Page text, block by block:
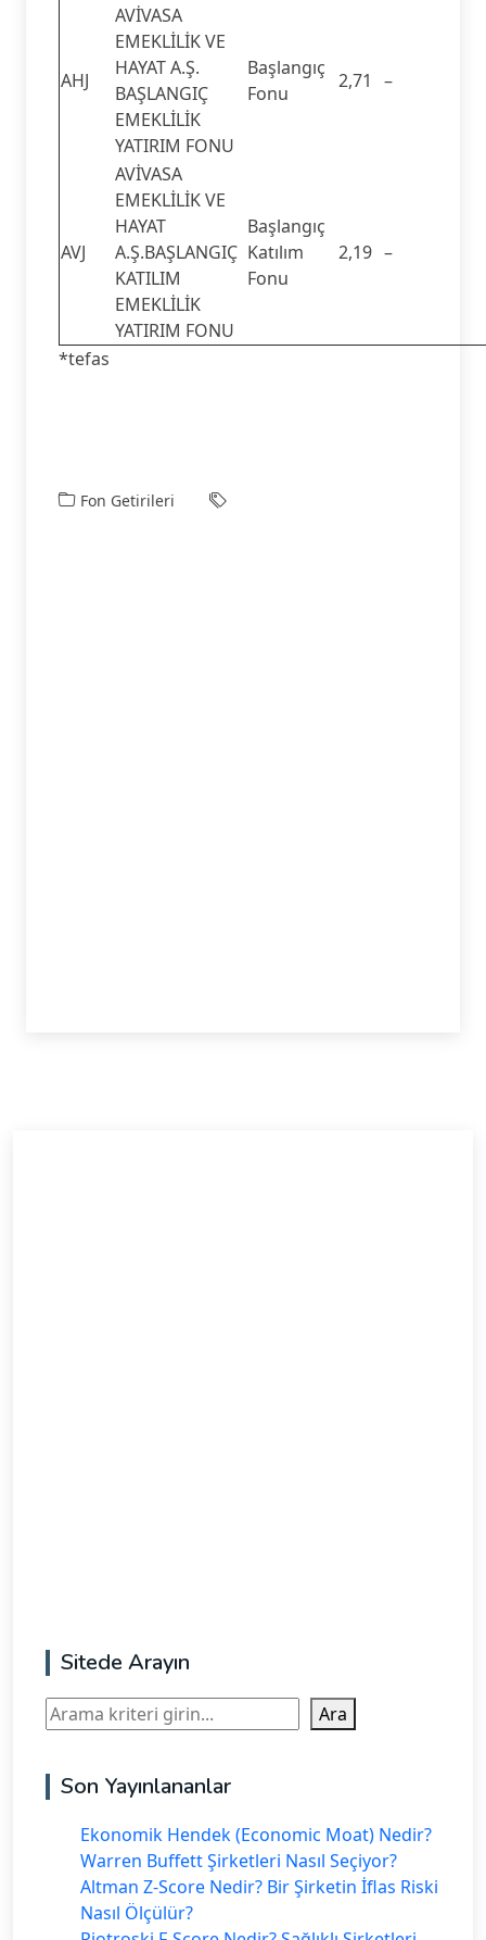
AHJ
AVİVASA
EMEKLİLİK VE
HAYAT A.Ş.
BAŞLANGIÇ
EMEKLİLİK
YATIRIM FONU
Başlangıç
Fonu
2,71 –
AVJ
AVİVASA
EMEKLİLİK VE
HAYAT
A.Ş.BAŞLANGIÇ
KATILIM
EMEKLİLİK
YATIRIM FONU
Başlangıç
Katılım
Fonu
2,19 –
*tefas
Fon Getirileri
Sitede Arayın
Ara Ara
Son Yayınlananlar
Ekonomik Hendek (Economic Moat) Nedir?
Warren Buffett Şirketleri Nasıl Seçiyor?
Altman Z-Score Nedir? Bir Şirketin İflas Riski
Nasıl Ölçülür?